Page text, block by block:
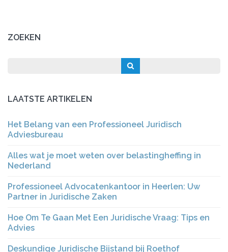
ZOEKEN
LAATSTE ARTIKELEN
Het Belang van een Professioneel Juridisch
Adviesbureau
Alles wat je moet weten over belastingheffing in
Nederland
Professioneel Advocatenkantoor in Heerlen: Uw
Partner in Juridische Zaken
Hoe Om Te Gaan Met Een Juridische Vraag: Tips en
Advies
Deskundige Juridische Bijstand bij Roethof